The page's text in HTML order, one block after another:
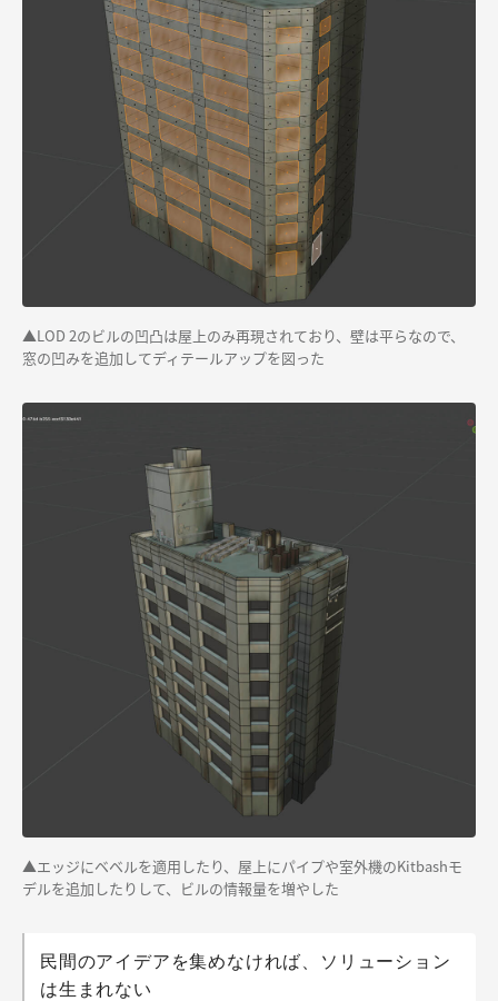
▲LOD 2のビルの凹凸は屋上のみ再現されており、壁は平らなので、
窓の凹みを追加してディテールアップを図った
▲エッジにベベルを適用したり、屋上にパイプや室外機のKitbashモ
デルを追加したりして、ビルの情報量を増やした
民間のアイデアを集めなければ、ソリューション
は生まれない